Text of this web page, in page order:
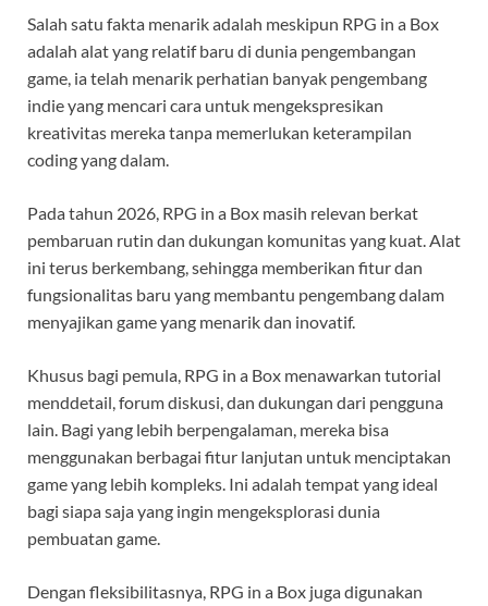
Salah satu fakta menarik adalah meskipun RPG in a Box
adalah alat yang relatif baru di dunia pengembangan
game, ia telah menarik perhatian banyak pengembang
indie yang mencari cara untuk mengekspresikan
kreativitas mereka tanpa memerlukan keterampilan
coding yang dalam.
Pada tahun 2026, RPG in a Box masih relevan berkat
pembaruan rutin dan dukungan komunitas yang kuat. Alat
ini terus berkembang, sehingga memberikan fitur dan
fungsionalitas baru yang membantu pengembang dalam
menyajikan game yang menarik dan inovatif.
Khusus bagi pemula, RPG in a Box menawarkan tutorial
menddetail, forum diskusi, dan dukungan dari pengguna
lain. Bagi yang lebih berpengalaman, mereka bisa
menggunakan berbagai fitur lanjutan untuk menciptakan
game yang lebih kompleks. Ini adalah tempat yang ideal
bagi siapa saja yang ingin mengeksplorasi dunia
pembuatan game.
Dengan fleksibilitasnya, RPG in a Box juga digunakan